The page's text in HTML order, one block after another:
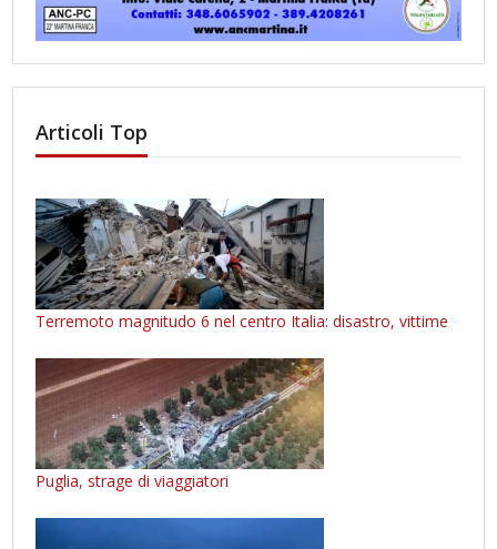
Articoli Top
Terremoto magnitudo 6 nel centro Italia: disastro, vittime
Puglia, strage di viaggiatori